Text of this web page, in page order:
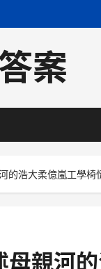
案
的浩大柔億嵐工學椅
親河